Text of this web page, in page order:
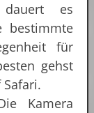
es
bestimmte
für
gehst
Kamera